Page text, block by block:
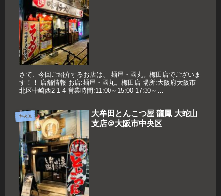
さて、今回ご紹介するお店は、 麺屋・國丸。梅田店でございま
す！！ 店舗情報 お店:麺屋・國丸。梅田店 場所:大阪府大阪市
北区中崎西2-1-4 営業時間:11:00～15:00 17:30～
中央区
大牟田とんこつ屋 龍鳳 大蛇山
支店＠大阪市中央区